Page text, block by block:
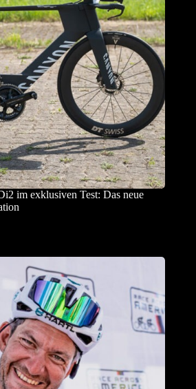
im exklusiven Test: Das neue